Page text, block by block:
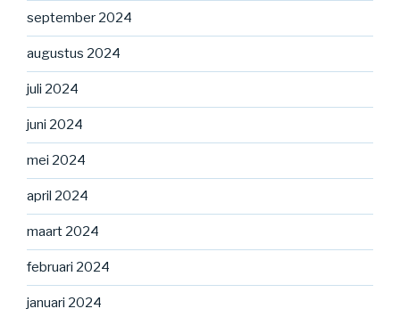
september 2024
augustus 2024
juli 2024
juni 2024
mei 2024
april 2024
maart 2024
februari 2024
januari 2024